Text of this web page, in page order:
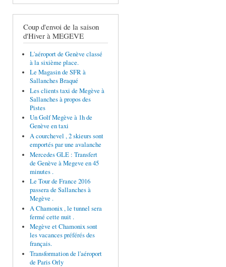
Coup d'envoi de la saison
d'Hiver à MEGEVE
L'aéroport de Genève classé
à la sixième place.
Le Magasin de SFR à
Sallanches Braqué
Les clients taxi de Megève à
Sallanches à propos des
Pistes
Un Golf Megève à 1h de
Genève en taxi
A courchevel , 2 skieurs sont
emportés par une avalanche
Mercedes GLE : Transfert
de Genève à Megeve en 45
minutes .
Le Tour de France 2016
passera de Sallanches à
Megève .
A Chamonix , le tunnel sera
fermé cette nuit .
Megève et Chamonix sont
les vacances préférés des
français.
Transformation de l'aéroport
de Paris Orly